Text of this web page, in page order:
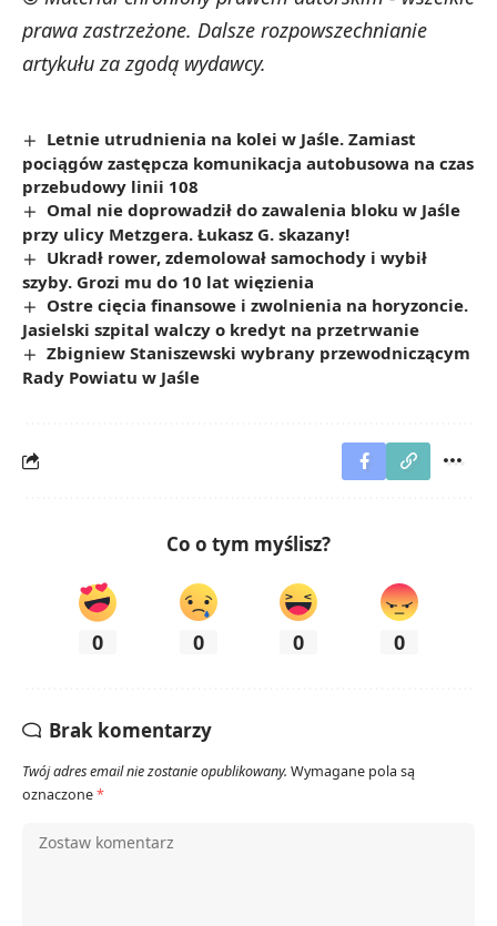
prawa zastrzeżone. Dalsze rozpowszechnianie
artykułu za zgodą wydawcy.
Letnie utrudnienia na kolei w Jaśle. Zamiast
pociągów zastępcza komunikacja autobusowa na czas
przebudowy linii 108
Omal nie doprowadził do zawalenia bloku w Jaśle
przy ulicy Metzgera. Łukasz G. skazany!
Ukradł rower, zdemolował samochody i wybił
szyby. Grozi mu do 10 lat więzienia
Ostre cięcia finansowe i zwolnienia na horyzoncie.
Jasielski szpital walczy o kredyt na przetrwanie
Zbigniew Staniszewski wybrany przewodniczącym
Rady Powiatu w Jaśle
Co o tym myślisz?
0 0 0 0
Brak komentarzy
Twój adres email nie zostanie opublikowany. Wymagane pola są
oznaczone*